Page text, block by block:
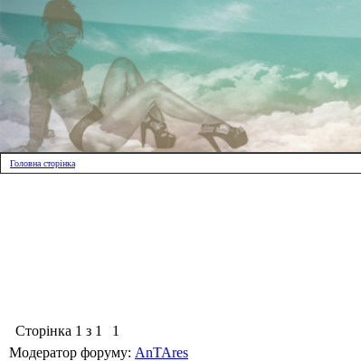
Головна сторінка
Сторінка 1 з 1
1
Модератор форуму: AnTAres